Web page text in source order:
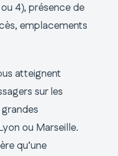
4), présence de
emplacements
atteignent
sur les
ou Marseille.
qu’une